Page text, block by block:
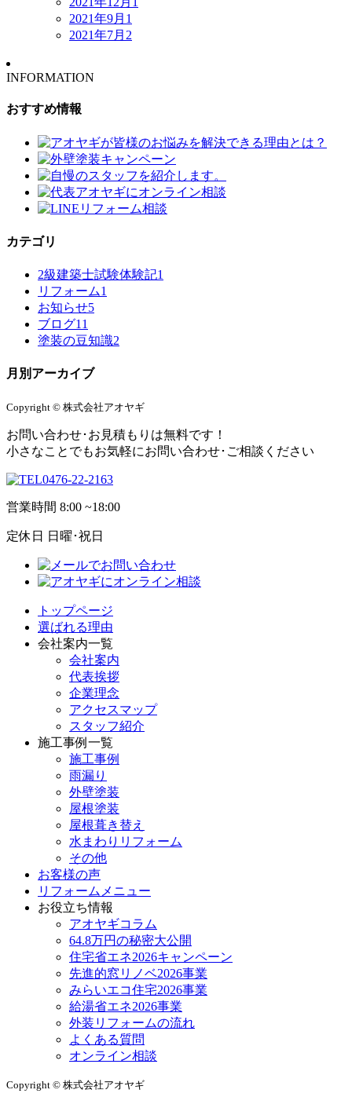
2021年9月 1
2021年7月 2
INFORMATION
おすすめ情報
カテゴリ
2級建築士試験体験記1
リフォーム1
お知らせ5
ブログ11
塗装の豆知識2
月別アーカイブ
Copyright © 株式会社アオヤギ
お問い合わせ･お見積もりは無料です！
小さなことでもお気軽にお問い合わせ･ご相談ください
0476-22-2163
営業時間 8:00 ~18:00
定休日 日曜･祝日
トップページ
選ばれる理由
会社案内一覧
会社案内
代表挨拶
企業理念
アクセスマップ
スタッフ紹介
施工事例一覧
施工事例
雨漏り
外壁塗装
屋根塗装
屋根葺き替え
水まわりリフォーム
その他
お客様の声
リフォームメニュー
お役立ち情報
アオヤギコラム
64.8万円の秘密大公開
住宅省エネ2026キャンペーン
先進的窓リノベ2026事業
みらいエコ住宅2026事業
給湯省エネ2026事業
外装リフォームの流れ
よくある質問
オンライン相談
Copyright © 株式会社アオヤギ